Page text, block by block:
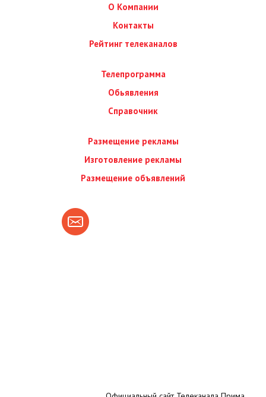
О Компании
Контакты
Рейтинг телеканалов
Телепрограмма
Обьявления
Справочник
Размещение рекламы
Изготовление рекламы
Размещение объявлений